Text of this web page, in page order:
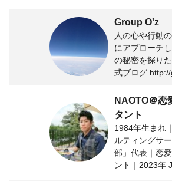
Group O'z
人の心や行動
にアプローチ
の秘密を探り
式ブログ
NAOTO＠恋
タント
1984年生まれ
ルティングサ
部」代表｜恋
ント｜2023年